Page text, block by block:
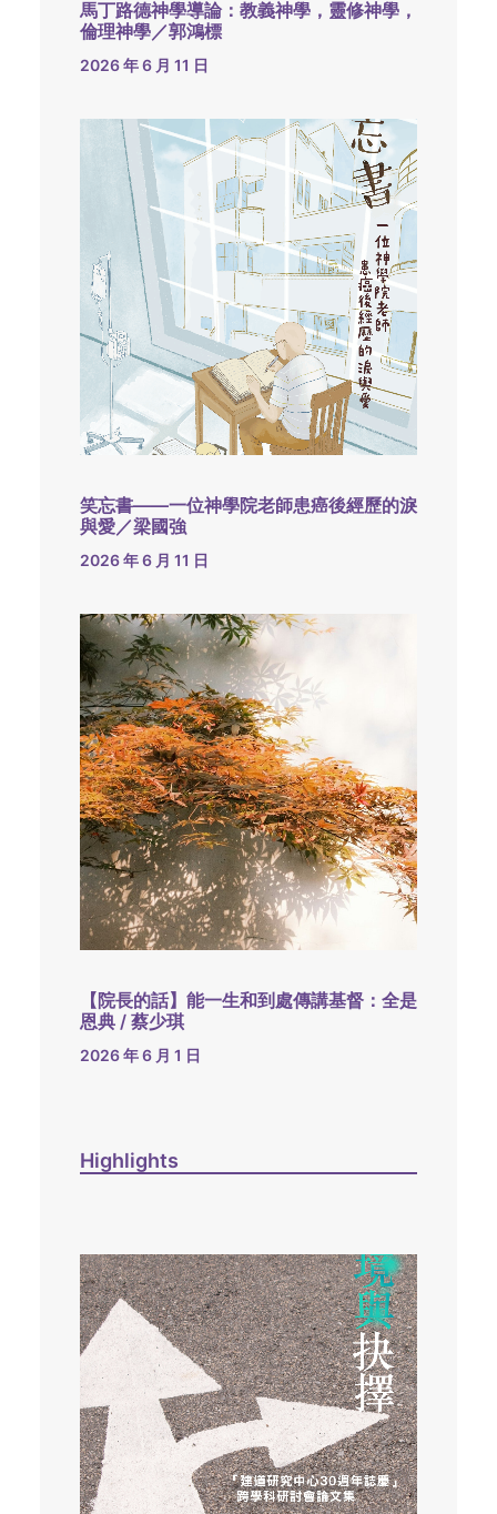
馬丁路德神學導論：教義神學，靈修神學，
倫理神學／郭鴻標
2026 年 6 月 11 日
笑忘書——一位神學院老師患癌後經歷的淚
與愛／梁國強
2026 年 6 月 11 日
【院長的話】能一生和到處傳講基督：全是
恩典 / 蔡少琪
2026 年 6 月 1 日
Highlights